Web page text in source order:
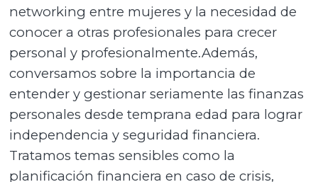
networking entre mujeres y la necesidad de
conocer a otras profesionales para crecer
personal y profesionalmente.Además,
conversamos sobre la importancia de
entender y gestionar seriamente las finanzas
personales desde temprana edad para lograr
independencia y seguridad financiera.
Tratamos temas sensibles como la
planificación financiera en caso de crisis,